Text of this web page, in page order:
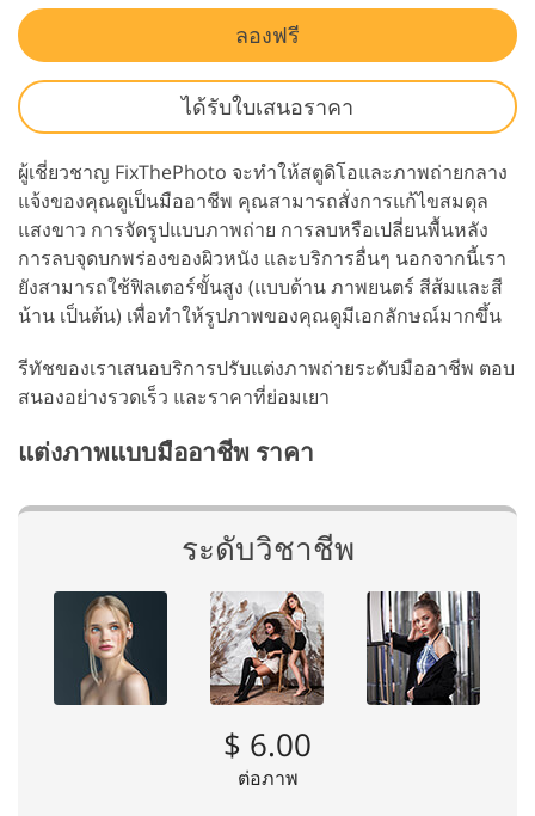
ลองฟรี
ได้รับใบเสนอราคา
ผู้เชี่ยวชาญ FixThePhoto จะทำให้สตูดิโอและภาพถ่ายกลาง
แจ้งของคุณดูเป็นมืออาชีพ คุณสามารถสั่งการแก้ไขสมดุล
แสงขาว การจัดรูปแบบภาพถ่าย การลบหรือเปลี่ยนพื้นหลัง
การลบจุดบกพร่องของผิวหนัง และบริการอื่นๆ นอกจากนี้เรา
ยังสามารถใช้ฟิลเตอร์ขั้นสูง (แบบด้าน ภาพยนตร์ สีส้มและสี
น้าน เป็นต้น) เพื่อทำให้รูปภาพของคุณดูมีเอกลักษณ์มากขึ้น
รีทัชของเราเสนอบริการปรับแต่งภาพถ่ายระดับมืออาชีพ ตอบ
สนองอย่างรวดเร็ว และราคาที่ย่อมเยา
แต่งภาพแบบมืออาชีพ ราคา
ระดับวิชาชีพ
$ 6.00
ต่อภาพ